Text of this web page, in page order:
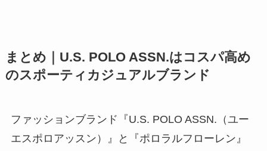
まとめ｜U.S. POLO ASSN.はコスパ高め
のスポーティカジュアルブランド
ファッションブランド『U.S. POLO ASSN.（ユー
エスポロアッスン）』と『ポロラルフローレン』